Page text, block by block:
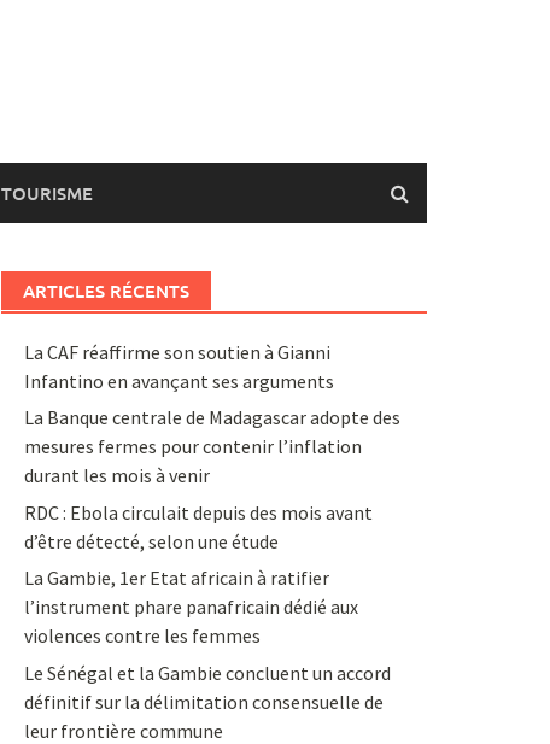
TOURISME
ARTICLES RÉCENTS
La CAF réaffirme son soutien à Gianni
Infantino en avançant ses arguments
La Banque centrale de Madagascar adopte des
mesures fermes pour contenir l’inflation
durant les mois à venir
RDC : Ebola circulait depuis des mois avant
d’être détecté, selon une étude
La Gambie, 1er Etat africain à ratifier
l’instrument phare panafricain dédié aux
violences contre les femmes
Le Sénégal et la Gambie concluent un accord
définitif sur la délimitation consensuelle de
leur frontière commune